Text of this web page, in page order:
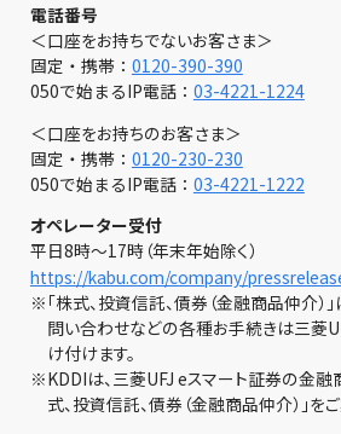
電話番号
＜口座をお持ちでないお客さま＞
固定・携帯： 0120-390-390
050で始まるIP電話： 03-4221-1224
＜口座をお持ちのお客さま＞
固定・携帯： 0120-230-230
050で始まるIP電話： 03-4221-1222
オペレーター受付
平日8時～17時（年末年始除く）
https://kabu.com/company/
※ 「株式、投資信託、債券（金融商品仲介）
問い合わせなどの各種お手続きは三菱
け付けます。
※KDDIは、三菱UFJ eスマート証券の金融
式、投資信託、債券（金融商品仲介）」を